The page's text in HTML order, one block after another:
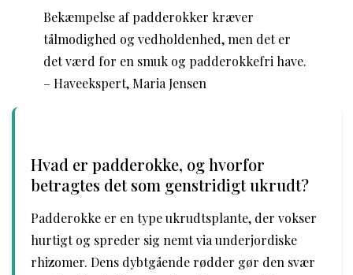
Bekæmpelse af padderokker kræver
tålmodighed og vedholdenhed, men det er
det værd for en smuk og padderokkefri have.
– Haveekspert, Maria Jensen
Hvad er padderokke, og hvorfor
betragtes det som genstridigt ukrudt?
Padderokke er en type ukrudtsplante, der vokser
hurtigt og spreder sig nemt via underjordiske
rhizomer. Dens dybtgående rødder gør den svær